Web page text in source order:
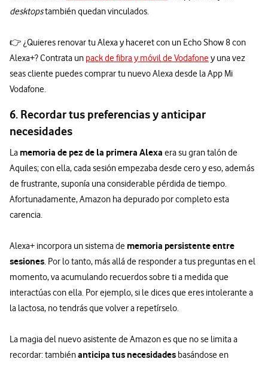
desktopstambién quedan vinculados.
👉 ¿Quieres renovar tu Alexa y haceret con un Echo Show 8 con
Alexa+? Contrata un pack de fibra y móvil de Vodafoney una vez
seas cliente puedes comprar tu nuevo Alexa desde la App Mi
Vodafone.
6. Recordar tus preferencias y anticipar
necesidades
La memoria de pez de la primera Alexa era su gran talón de
Aquiles; con ella, cada sesión empezaba desde cero y eso, además
de frustrante, suponía una considerable pérdida de tiempo.
Afortunadamente, Amazon ha depurado por completo esta
carencia.
Alexa+ incorpora un sistema de memoria persistente entre
sesiones. Por lo tanto, más allá de responder a tus preguntas en el
momento, va acumulando recuerdos sobre ti a medida que
interactúas con ella. Por ejemplo, si le dices que eres intolerante a
la lactosa, no tendrás que volver a repetírselo.
La magia del nuevo asistente de Amazon es que no se limita a
recordar: tambiénanticipa tus necesidades basándose en